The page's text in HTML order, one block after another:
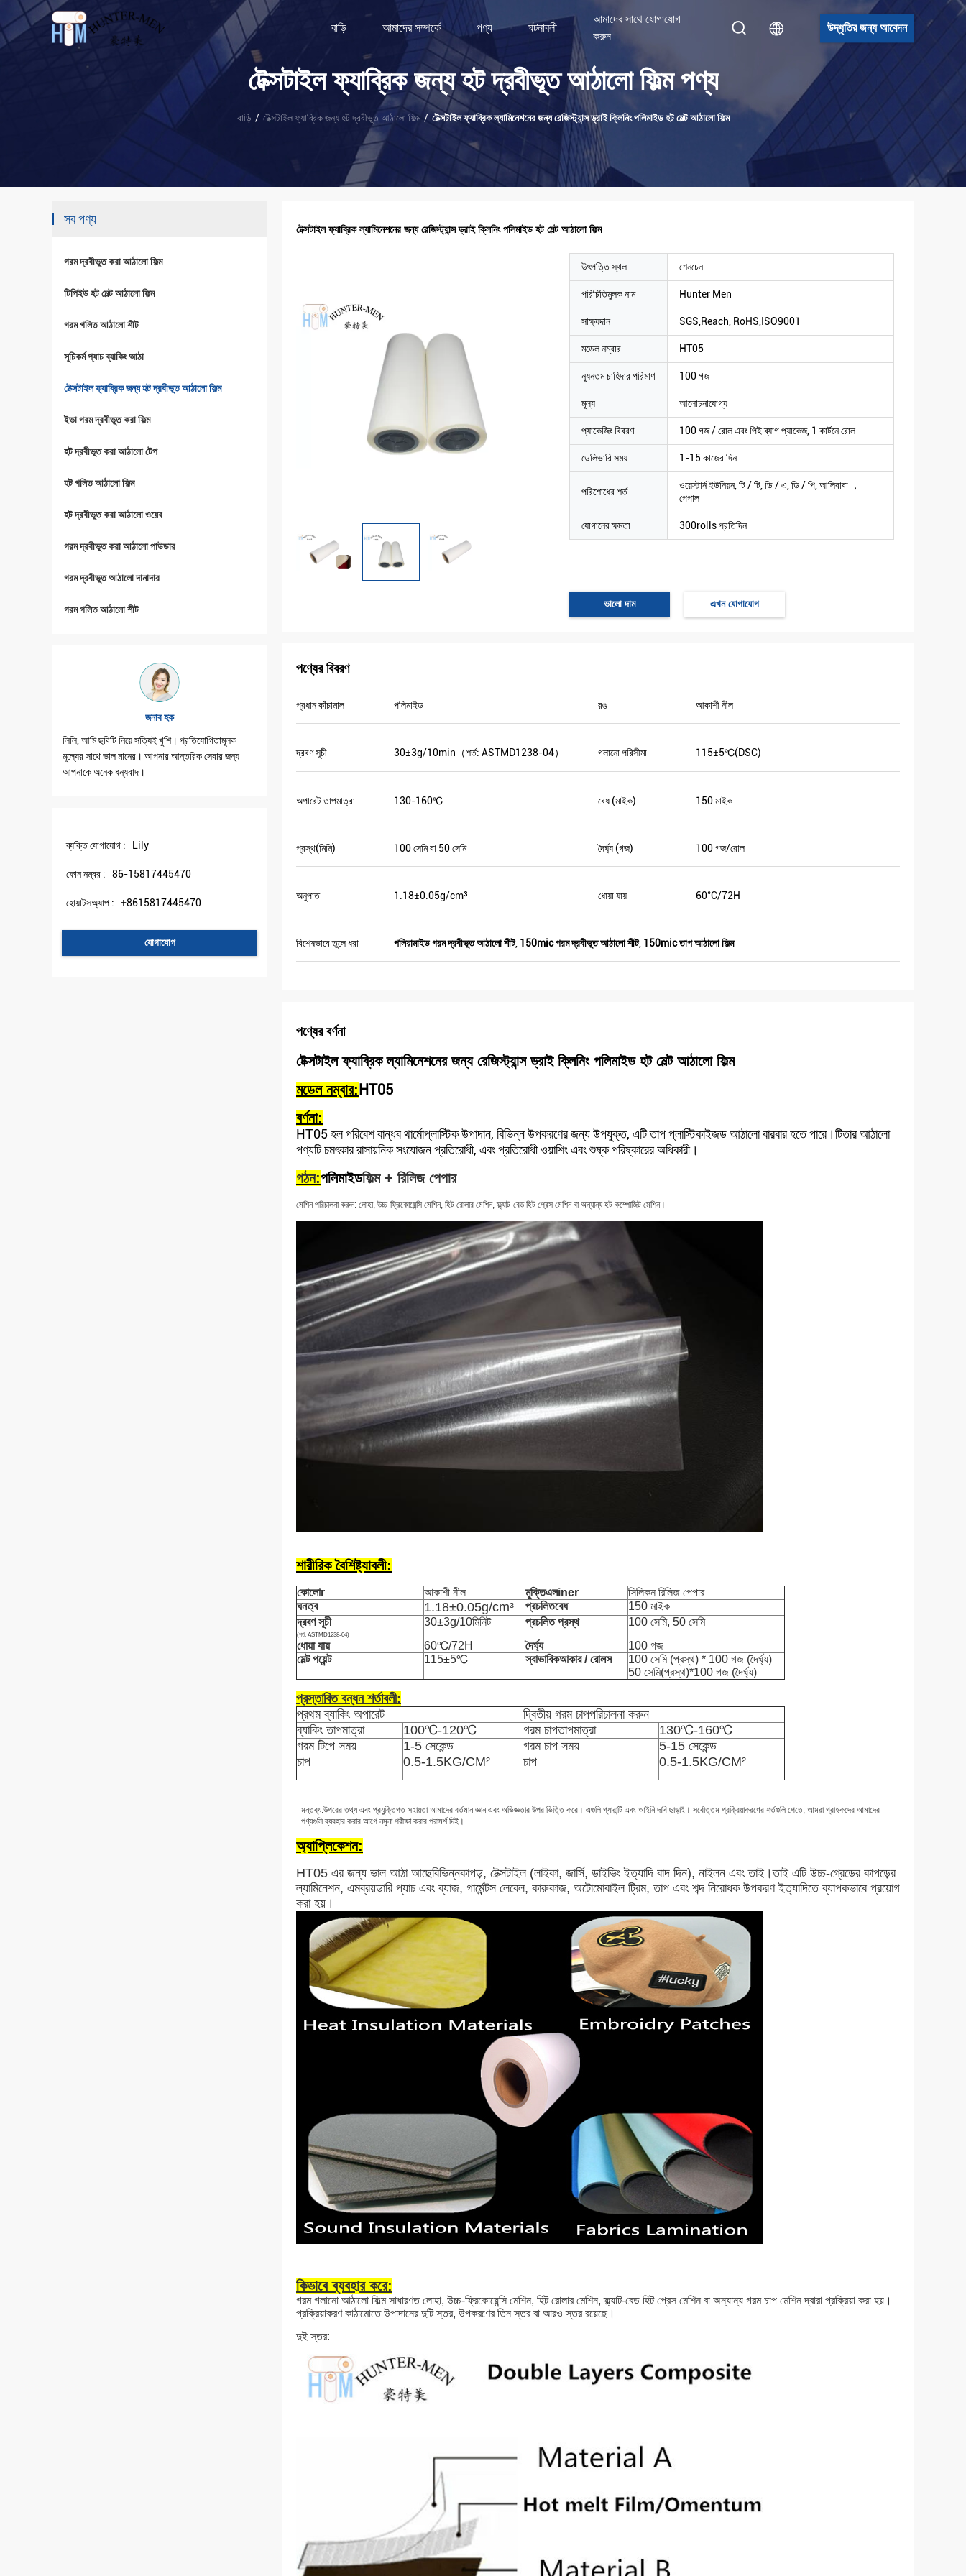
বাড়ি আমাদের সম্পর্কে পণ্য ঘটনাবলী
আমাদের সাথে যোগাযোগ
করুন
উদ্ধৃতির জন্য আবেদন
টেক্সটাইল ফ্যাব্রিক জন্য হট দ্রবীভূত আঠালো ফিল্ম পণ্য
বাড়ি / টেক্সটাইল ফ্যাব্রিক জন্য হট দ্রবীভূত আঠালো ফিল্ম / টেক্সটাইল ফ্যাব্রিক ল্যামিনেশনের জন্য রেজিস্ট্যান্স ড্রাই ক্লিনিং পলিমাইড হট মেল্ট আঠালো ফিল্ম
সব পণ্য
গরম দ্রবীভূত করা আঠালো ফিল্ম
টিপিইউ হট মেল্ট আঠালো ফিল্ম
গরম গলিত আঠালো শীট
সূচিকর্ম প্যাচ ব্যাকিং আঠা
টেক্সটাইল ফ্যাব্রিক জন্য হট দ্রবীভূত আঠালো ফিল্ম
ইভা গরম দ্রবীভূত করা ফিল্ম
হট দ্রবীভূত করা আঠালো টেপ
হট গলিত আঠালো ফিল্ম
হট দ্রবীভূত করা আঠালো ওয়েব
গরম দ্রবীভূত করা আঠালো পাউডার
গরম দ্রবীভূত আঠালো দানাদার
গরম গলিত আঠালো শীট
জনাব হক
লিলি, আমি ছবিটি নিয়ে সত্যিই খুশি। প্রতিযোগিতামূলক
মূল্যের সাথে ভাল মানের। আপনার আন্তরিক সেবার জন্য
আপনাকে অনেক ধন্যবাদ।
জনাব হার্নান
লিলি, আমি আপনার পণ্য পেয়েছি, এটি খুব ভাল। এবং আপনার
ভাল পরিষেবা এবং দ্রুত শিপিং।
ব্যক্তি যোগাযোগ : Lily
ফোন নম্বর : 86-15817445470
হোয়াটসঅ্যাপ : +8615817445470
যোগাযোগ
টেক্সটাইল ফ্যাব্রিক ল্যামিনেশনের জন্য রেজিস্ট্যান্স ড্রাই ক্লিনিং পলিমাইড হট মেল্ট আঠালো ফিল্ম
উৎপত্তি স্থল শেনচেন
পরিচিতিমুলক নাম Hunter Men
সাক্ষ্যদান SGS,Reach, RoHS,ISO9001
মডেল নম্বার HT05
ন্যূনতম চাহিদার পরিমাণ 100 গজ
মূল্য আলোচনাযোগ্য
প্যাকেজিং বিবরণ 100 গজ / রোল এবং পিই ব্যাগ প্যাকেজ, 1 কার্টনে রোল
ডেলিভারি সময় 1-15 কাজের দিন
পরিশোধের শর্ত
ওয়েস্টার্ন ইউনিয়ন, টি / টি, ডি / এ, ডি / পি, আলিবাবা ，
পেপাল
যোগানের ক্ষমতা 300rolls প্রতিদিন
ভালো দাম এখন যোগাযোগ
পণ্যের বিবরণ
প্রধান কাঁচামাল পলিমাইড রঙ আকাশী নীল
দ্রবণ সূচী 30±3g/10min（শর্ত: ASTMD1238-04） গলানো পরিসীমা 115±5℃(DSC)
অপারেট তাপমাত্রা 130-160℃ বেধ (মাইক) 150 মাইক
প্রস্থ(মিমি) 100 সেমি বা 50 সেমি দৈর্ঘ্য (গজ) 100 গজ/রোল
অনুপাত 1.18±0.05g/cm³ ধোয়া যায় 60°C/72H
বিশেষভাবে তুলে ধরা পলিয়ামাইড গরম দ্রবীভূত আঠালো শীট, 150mic গরম দ্রবীভূত আঠালো শীট, 150mic তাপ আঠালো ফিল্ম
পণ্যের বর্ণনা
টেক্সটাইল ফ্যাব্রিক ল্যামিনেশনের জন্য রেজিস্ট্যান্স ড্রাই ক্লিনিং পলিমাইড হট মেল্ট আঠালো ফিল্ম
মডেল নম্বার:HT05
বর্ণনা:
HT05 হল পরিবেশ বান্ধব থার্মোপ্লাস্টিক উপাদান, বিভিন্ন উপকরণের জন্য উপযুক্ত, এটি তাপ প্লাস্টিকাইজড আঠালো বারবার হতে পারে। টিতার আঠালো
পণ্যটি চমৎকার রাসায়নিক সংযোজন প্রতিরোধী, এবং প্রতিরোধী ওয়াশিং এবং শুষ্ক পরিষ্কারের অধিকারী।
গঠন:পলিমাইডফিল্ম + রিলিজ পেপার
মেশিন পরিচালনা করুন: লোহা, উচ্চ-ফ্রিকোয়েন্সি মেশিন, হিট রোলার মেশিন, ফ্ল্যাট-বেড হিট প্রেস মেশিন বা অন্যান্য হট কম্পোজিট মেশিন।
শারীরিক বৈশিষ্ট্যাবলী:
কোলোr আকাশী নীল মুক্তিএলiner
সিলিকন রিলিজ পেপার
ঘনত্ব
1.18±0.05g/cm³ প্রচলিতবেধ
150 মাইক
দ্রবণ সূচী
(শর্ত: ASTMD1238-04)
30±3g/10মিনিট প্রচলিত প্রস্থ
100 সেমি, 50 সেমি
ধোয়া যায়
60℃/72H দৈর্ঘ্য
100 গজ
মেল্ট পয়েন্ট
115±5℃ স্বাভাবিকআকার / রোলস
100 সেমি (প্রস্থ) * 100 গজ (দৈর্ঘ্য)
50 সেমি(প্রস্থ)*100 গজ (দৈর্ঘ্য)
প্রস্তাবিত বন্ধন শর্তাবলী:
প্রথম ব্যাকিং অপারেট
দ্বিতীয় গরম চাপপরিচালনা করুন
ব্যাকিং তাপমাত্রা
100℃-120℃ গরম চাপতাপমাত্রা
130℃-160℃
গরম টিপে সময়
1-5 সেকেন্ড গরম চাপ সময়
5-15 সেকেন্ড
চাপ
0.5-1.5KG/CM² চাপ 0.5-1.5KG/CM²
মন্তব্য:উপরের তথ্য এবং প্রযুক্তিগত সহায়তা আমাদের বর্তমান জ্ঞান এবং অভিজ্ঞতার উপর ভিত্তি করে। এগুলি গ্যারান্টি এবং আইনি দাবি ছাড়াই। সর্বোত্তম প্রক্রিয়াকরণের শর্তগুলি পেতে, আমরা গ্রাহকদের আমাদের
পণ্যগুলি ব্যবহার করার আগে নমুনা পরীক্ষা করার পরামর্শ দিই।
অ্যাপ্লিকেশন:
HT05 এর জন্য ভাল আঠা আছেবিভিন্নকাপড়, টেক্সটাইল (লাইকা, জার্সি, ডাইভিং ইত্যাদি বাদ দিন), নাইলন এবং তাই।তাই এটি উচ্চ-গ্রেডের কাপড়ের
ল্যামিনেশন, এমব্রয়ডারি প্যাচ এবং ব্যাজ, গার্মেন্টস লেবেল, কারুকাজ, অটোমোবাইল ট্রিম, তাপ এবং শব্দ নিরোধক উপকরণ ইত্যাদিতে ব্যাপকভাবে প্রয়োগ
করা হয়।
কিভাবে ব্যবহার করে:
গরম গলানো আঠালো ফিল্ম সাধারণত লোহা, উচ্চ-ফ্রিকোয়েন্সি মেশিন, হিট রোলার মেশিন, ফ্ল্যাট-বেড হিট প্রেস মেশিন বা অন্যান্য গরম চাপ মেশিন দ্বারা প্রক্রিয়া করা হয়।
প্রক্রিয়াকরণ কাঠামোতে উপাদানের দুটি স্তর, উপকরণের তিন স্তর বা আরও স্তর রয়েছে।
দুই স্তর: